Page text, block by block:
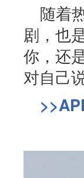
随着
剧，也
你，还
对自己